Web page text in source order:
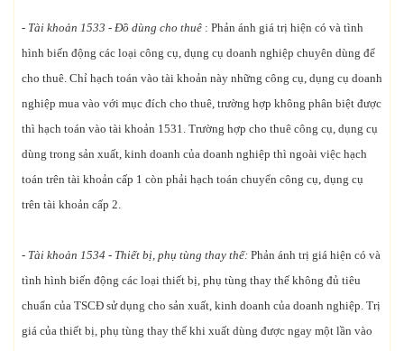
- Tài khoản 1533 - Đồ dùng cho thuê : Phản ánh giá trị hiện có và tình
hình biến động các loại công cụ, dụng cụ doanh nghiệp chuyên dùng để
cho thuê. Chỉ hạch toán vào tài khoản này những công cụ, dụng cụ doanh
nghiệp mua vào với mục đích cho thuê, trường hợp không phân biệt được
thì hạch toán vào tài khoản 1531. Trường hợp cho thuê công cụ, dụng cụ
dùng trong sản xuất, kinh doanh của doanh nghiệp thì ngoài việc hạch
toán trên tài khoản cấp 1 còn phải hạch toán chuyển công cụ, dụng cụ
trên tài khoản cấp 2.
- Tài khoản 1534 - Thiết bị, phụ tùng thay thế: Phản ánh trị giá hiện có và
tình hình biến động các loại thiết bị, phụ tùng thay thế không đủ tiêu
chuẩn của TSCĐ sử dụng cho sản xuất, kinh doanh của doanh nghiệp. Trị
giá của thiết bị, phụ tùng thay thế khi xuất dùng được ngay một lần vào